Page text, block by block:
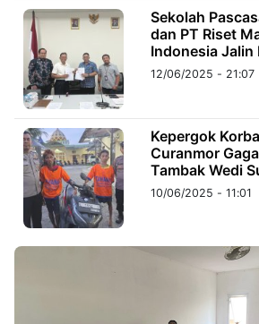
Sekolah
dan PT Riset
Indonesia Jalin
Publikasi dan
12/06/2025 - 21:07
Kepergok
Curanmor
Tambak Wedi
10/06/2025 - 11:01